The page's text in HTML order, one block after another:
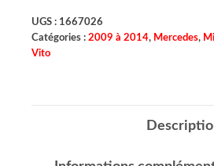
UGS : 1667026
Catégories : 2009 à 2014, Mercedes,
Vito